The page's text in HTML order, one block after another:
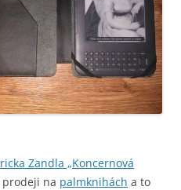
Zandla „Koncernová
prodeji na palmknihách a to